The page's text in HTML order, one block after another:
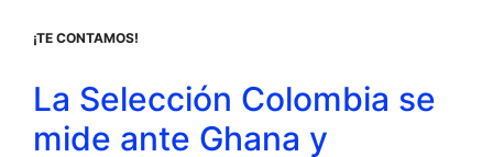
¡TE CONTAMOS!
La Selección Colombia se
mide ante Ghana y